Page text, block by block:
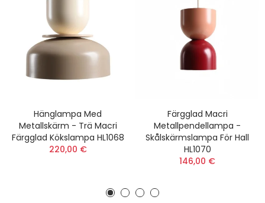
Hänglampa Med
Metallskärm - Trä Macri
Färgglad Kökslampa HL1068
220,00 €
Färgglad Macri
Metallpendellampa -
Skålskärmslampa För Hall
HL1070
146,00 €